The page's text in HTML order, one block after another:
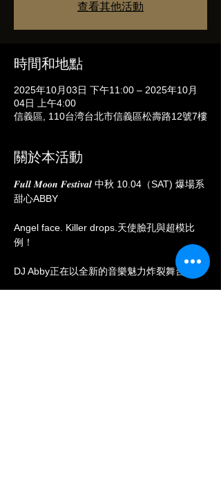
查看其他活動
時間和地點
2025年10月03日 下午11:00 – 2025年10月
04日 上午4:00
信義區, 110台湾台北市信義區松壽路12號7樓
關於本活動
𝑭𝒖𝒍𝒍 𝑴𝒐𝒐𝒏 𝑭𝒆𝒔𝒕𝒊𝒗𝒂𝒍 中秋 10.04（SAT) 爆場系
甜心ABBY
Angel face. Killer drops.天使臉孔與超模比
例！
DJ Abby正在以全新的音樂魅力炸裂舞台。